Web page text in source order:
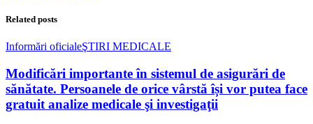
Related posts
Informări oficialeŞTIRI MEDICALE
Modificări importante în sistemul de asigurări de
sănătate. Persoanele de orice vârstă își vor putea face
gratuit analize medicale şi investigaţii